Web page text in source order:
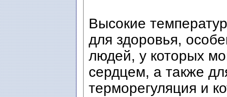
Высокие
для здоровья,
людей, у которых
сердцем, а также
терморегуляция и